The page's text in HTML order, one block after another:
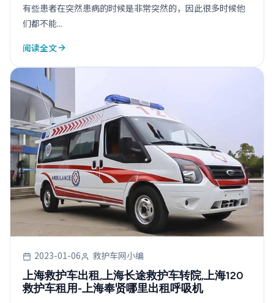
有些患者在突然患病的时候是非常突然的，因此很多时候他
们都不能...
阅读全文
2023-01-06 救护车网小编
上海救护车出租,上海长途救护车转院,上海120
救护车租用-上海奉贤哪里出租呼吸机